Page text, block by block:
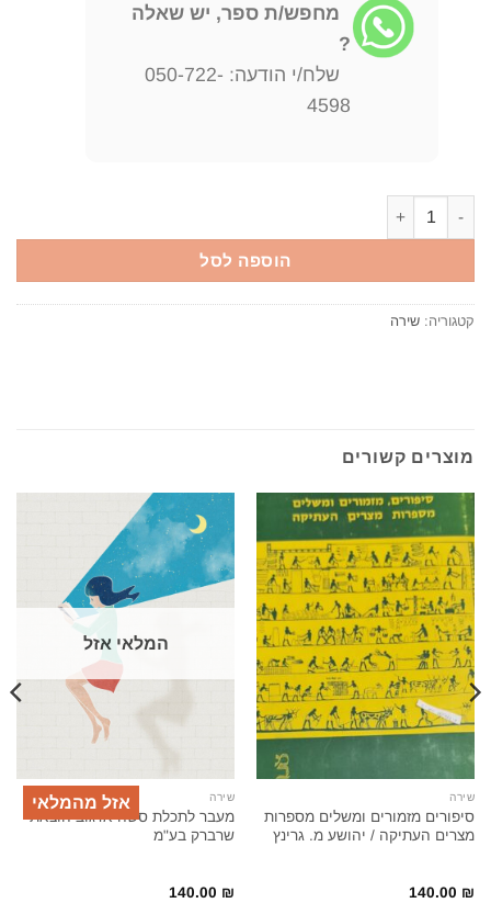
מחפש/ת ספר, יש שאלה
?
שלח/י הודעה: 050-722-
4598
הוספה לסל
קטגוריה: שירה
מוצרים קשורים
שירה
סיפורים מזמורים ומשלים מספרות
מצרים העתיקה / יהושע מ. גרינץ
140.00 ₪
המלאי אזל
אזל מהמלאי שירה
מעבר לתכלת סשה ארגוב הוצאת
שרברק בע"מ
140.00 ₪